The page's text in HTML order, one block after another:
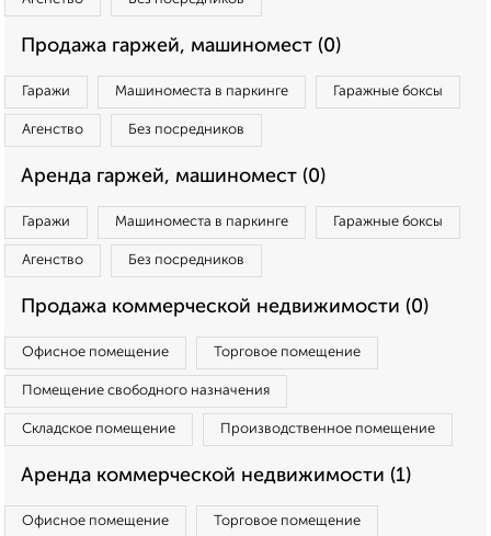
Продажа гаржей, машиномест (0)
Гаражи Машиноместа в паркинге Гаражные боксы
Агенство Без посредников
Аренда гаржей, машиномест (0)
Гаражи Машиноместа в паркинге Гаражные боксы
Агенство Без посредников
Продажа коммерческой недвижимости (0)
Офисное помещение Торговое помещение
Помещение свободного назначения
Складское помещение Производственное помещение
Аренда коммерческой недвижимости (1)
Офисное помещение Торговое помещение